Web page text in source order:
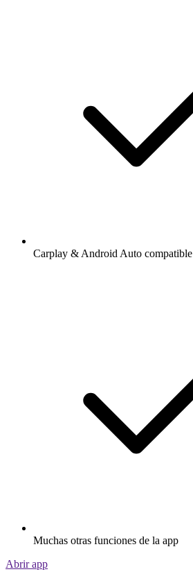
Carplay & Android Auto compatible
Muchas otras funciones de la app
Abrir app